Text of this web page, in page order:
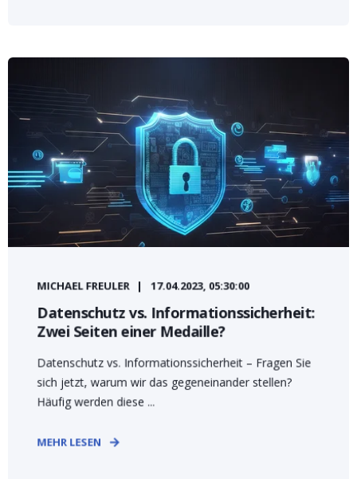
MICHAEL FREULER 17.04.2023, 05:30:00
Datenschutz vs. Informationssicherheit:
Zwei Seiten einer Medaille?
Datenschutz vs. Informationssicherheit – Fragen Sie
sich jetzt, warum wir das gegeneinander stellen?
Häufig werden diese ...
MEHR LESEN